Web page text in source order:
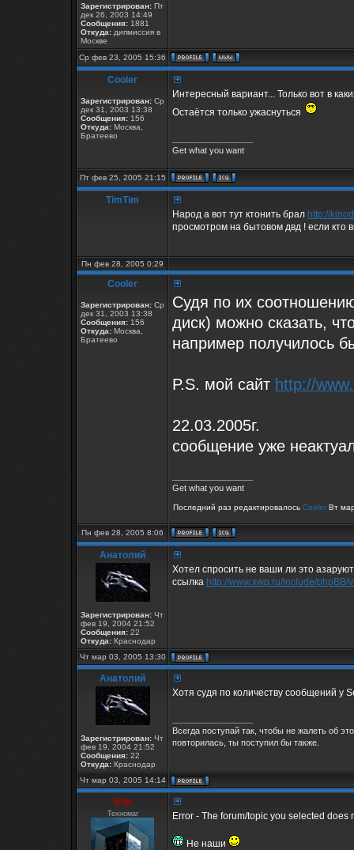
Зарегистрирован: Пт
дек 26, 2003 14:49
Сообщения: 1881
Откуда: дипмиссия в
Москве
Ср фев 23, 2005 15:36
Cooler
Зарегистрирован: Ср
дек 31, 2003 13:38
Сообщения: 156
Откуда: Москва,
Братеево
Интересный вариант... Только вот в
Остаётся только ужаснуться
Get what you want
Пт фев 25, 2005 21:15
TimTim
Народ а вот тут ктонить брал http://
просмотром на бытовом двд ! если кто
Пн фев 28, 2005 0:29
Cooler
Зарегистрирован: Ср
дек 31, 2003 13:38
Сообщения: 156
Откуда: Москва,
Братеево
Судя по их
диск) можно сказать,
например получилось
P.S. мой сайт http://
22.03.2005г.
сообщение уже
Get what you want
Последний раз редактировалось Cooler Вт
Пн фев 28, 2005 8:06
Анатолий
Зарегистрирован: Чт
фев 19, 2004 21:52
Сообщения: 22
Откуда: Краснодар
Хотел спросить не ваши ли это
ссылка http://www.xwp.ru/include/
Чт мар 03, 2005 13:30
Анатолий
Зарегистрирован: Чт
фев 19, 2004 21:52
Сообщения: 22
Откуда: Краснодар
Хотя судя по количеству сообщений у
Всегда поступай так, чтобы не жалеть об
повторилась, ты поступил бы также.
Чт мар 03, 2005 14:14
Buh
Техномаг Error - The forum/topic you selected
Не наши